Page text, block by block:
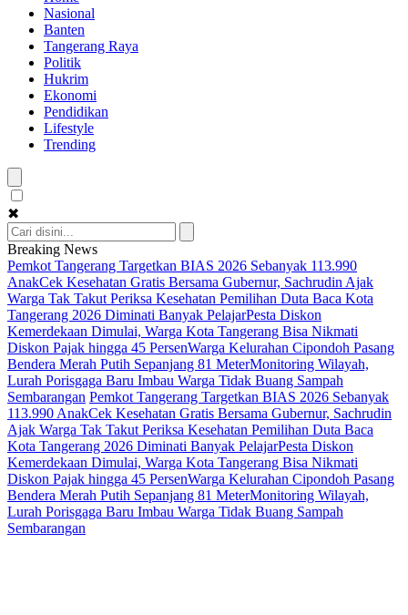
Nasional
Banten
Tangerang Raya
Politik
Hukrim
Ekonomi
Pendidikan
Lifestyle
Trending
✖
Breaking News
Pemkot Tangerang Targetkan BIAS 2026 Sebanyak 113.990
AnakCek Kesehatan Gratis Bersama Gubernur, Sachrudin Ajak
Warga Tak Takut Periksa Kesehatan Pemilihan Duta Baca Kota
Tangerang 2026 Diminati Banyak PelajarPesta Diskon
Kemerdekaan Dimulai, Warga Kota Tangerang Bisa Nikmati
Diskon Pajak hingga 45 PersenWarga Kelurahan Cipondoh Pasang
Bendera Merah Putih Sepanjang 81 MeterMonitoring Wilayah,
Lurah Porisgaga Baru Imbau Warga Tidak Buang Sampah
Sembarangan Pemkot Tangerang Targetkan BIAS 2026 Sebanyak
113.990 AnakCek Kesehatan Gratis Bersama Gubernur, Sachrudin
Ajak Warga Tak Takut Periksa Kesehatan Pemilihan Duta Baca
Kota Tangerang 2026 Diminati Banyak PelajarPesta Diskon
Kemerdekaan Dimulai, Warga Kota Tangerang Bisa Nikmati
Diskon Pajak hingga 45 PersenWarga Kelurahan Cipondoh Pasang
Bendera Merah Putih Sepanjang 81 MeterMonitoring Wilayah,
Lurah Porisgaga Baru Imbau Warga Tidak Buang Sampah
Sembarangan